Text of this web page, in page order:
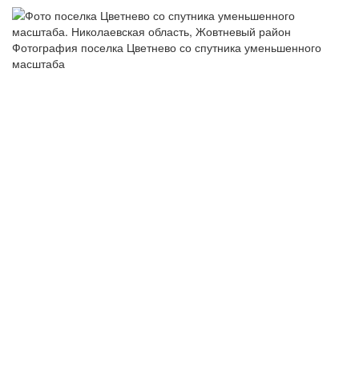
Фотография поселка Цветнево со спутника уменьшенного
масштаба